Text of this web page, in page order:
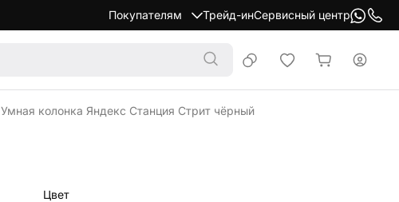
Покупателям Трейд-инСервисный центр
Умная колонка Яндекс Станция Стрит чёрный
Цвет